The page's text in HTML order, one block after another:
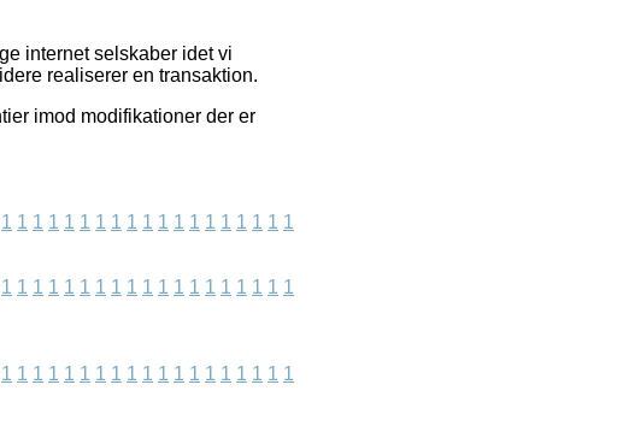
internet selskaber idet vi
realiserer en transaktion.
imod modifikationer der er
1 1 1 1 1 1 1 1 1 1 1 1 1 1 1 1 1 1 1
1 1 1 1 1 1 1 1 1 1 1 1 1 1 1 1 1 1 1
1 1 1 1 1 1 1 1 1 1 1 1 1 1 1 1 1 1 1